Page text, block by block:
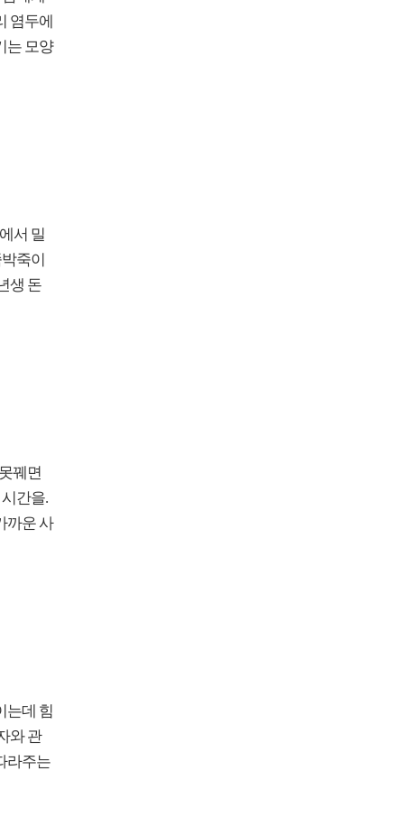
염두에
는 모양
서 밀
죽이
생 돈
꿰면
간을.
까운 사
는데 힘
와 관
라주는